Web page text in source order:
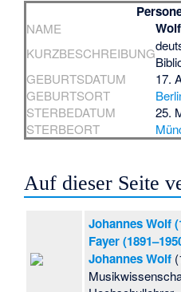
NAME
KURZBESCHREIBUNG
GEBURTSDATUM
17.
GEBURTSORT
STERBEDATUM
25.
STERBEORT
Auf dieser Seite
Johannes Wolf
Fayer
Johannes Wolf